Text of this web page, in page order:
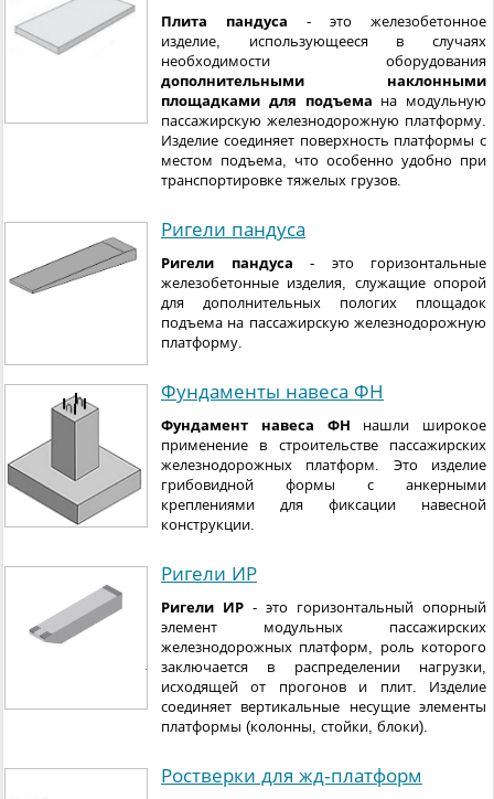
Плита пандуса - это железобетонное
изделие, использующееся в случаях
необходимости оборудования
дополнительными наклонными
площадками для подъема на модульную
пассажирскую железнодорожную платформу.
Изделие соединяет поверхность платформы с
местом подъема, что особенно удобно при
транспортировке тяжелых грузов.
Ригели пандуса
Ригели пандуса - это горизонтальные
железобетонные изделия, служащие опорой
для дополнительных пологих площадок
подъема на пассажирскую железнодорожную
платформу.
Фундаменты навеса ФН
Фундамент навеса ФН нашли широкое
применение в строительстве пассажирских
железнодорожных платформ. Это изделие
грибовидной формы с анкерными
креплениями для фиксации навесной
конструкции.
Ригели ИР
Ригели ИР - это горизонтальный опорный
элемент модульных пассажирских
железнодорожных платформ, роль которого
заключается в распределении нагрузки,
исходящей от прогонов и плит. Изделие
соединяет вертикальные несущие элементы
платформы (колонны, стойки, блоки).
Ростверки для жд-платформ